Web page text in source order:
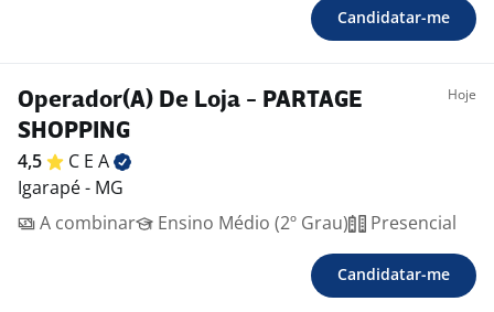
Candidatar-me
Operador(A) De Loja - PARTAGE
SHOPPING
Hoje
4,5 C E A
Igarapé - MG
A combinar
Ensino Médio (2º Grau) Presencial
Candidatar-me